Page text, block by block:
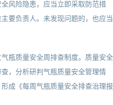
风险隐患，应当立即采取防范措
要负责人。未发现问题的，也应当
瓶质量安全周排查制度。质量安全
，分析研判气瓶质量安全管理情
成《每周气瓶质量安全排查治理报